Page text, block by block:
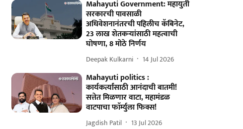
Mahayuti Government: महायुती
सरकारची पावसाळी
अधिवेशनानंतरची पहिलीच कॅबिनेट,
23 लाख शेतकऱ्यांसाठी महत्वाची
घोषणा, 8 मोठे निर्णय
Deepak Kulkarni 14 Jul 2026
Mahayuti politics :
कार्यकर्त्यांसाठी आनंदाची बातमी!
सत्तेत मिळणार वाटा, महामंडळ
वाटपाचा फाॅर्म्युला फिक्स!
Jagdish Patil 13 Jul 2026